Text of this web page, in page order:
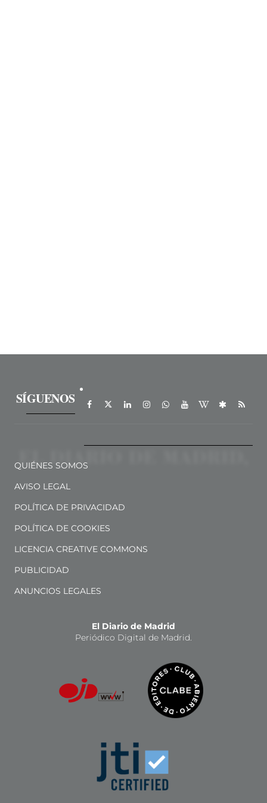
SÍGUENOS
QUIÉNES SOMOS
AVISO LEGAL
POLÍTICA DE PRIVACIDAD
POLÍTICA DE COOKIES
LICENCIA CREATIVE COMMONS
PUBLICIDAD
ANUNCIOS LEGALES
El Diario de Madrid
Periódico Digital de Madrid.